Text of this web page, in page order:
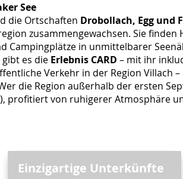
See
die Ortschaften Drobollach, Egg und
zusammengewachsen. Sie finden
Campingplätze in unmittelbarer
es die Erlebnis CARD – mit ihr
Verkehr in der Region Villach –
die Region außerhalb der ersten
profitiert von ruhigerer Atmosphäre
Einzigartige Unterkünfte